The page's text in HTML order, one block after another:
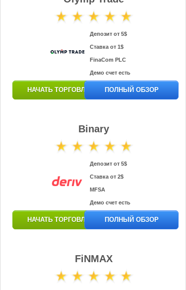
Депозит от 5$
Ставка от 1$
FinaCom PLC
Демо счет есть
НАЧАТЬ ТОРГОВЛЮ ПОЛНЫЙ ОБЗОР
Binary
Депозит от 5$
Ставка от 2$
MFSA
Демо счет есть
НАЧАТЬ ТОРГОВЛЮ ПОЛНЫЙ ОБЗОР
FiNMAX